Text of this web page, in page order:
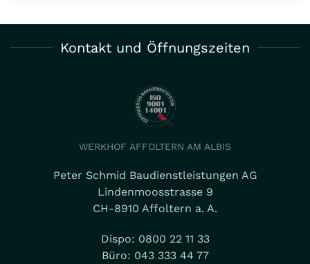
Kontakt und Öffnungszeiten
WERKHOF AFFOLTERN AM ALBIS
Peter Schmid Baudienstleistungen AG
Lindenmoosstrasse 9
CH-8910 Affoltern a. A.
Dispo: 0800 22 11 33
Büro: 043 333 44 77